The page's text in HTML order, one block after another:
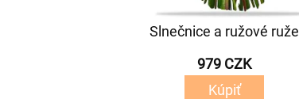
Slnečnice a ružové ruže
979 CZK
Kúpiť